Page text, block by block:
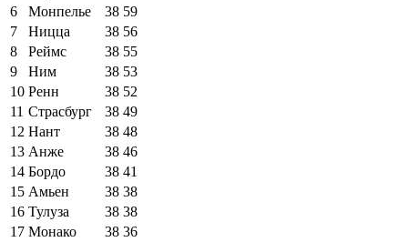
6
Монпелье 38 59
7
Ницца 38 56
8
Реймс 38 55
9
Ним 38 53
10 Ренн 38 52
11 Страсбург 38 49
12 Нант 38 48
13 Анже 38 46
14 Бордо 38 41
15 Амьен 38 38
16 Тулуза 38 38
17 Монако 38 36